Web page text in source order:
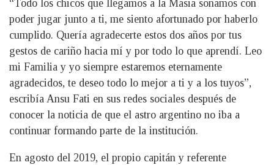
“Todo los chicos que llegamos a la Masia soñamos con
poder jugar junto a ti, me siento afortunado por haberlo
cumplido. Quería agradecerte estos dos años por tus
gestos de cariño hacia mí y por todo lo que aprendí. Leo
mi Familia y yo siempre estaremos eternamente
agradecidos, te deseo todo lo mejor a ti y a los tuyos”,
escribía Ansu Fati en sus redes sociales después de
conocer la noticia de que el astro argentino no iba a
continuar formando parte de la institución.
En agosto del 2019, el propio capitán y referente